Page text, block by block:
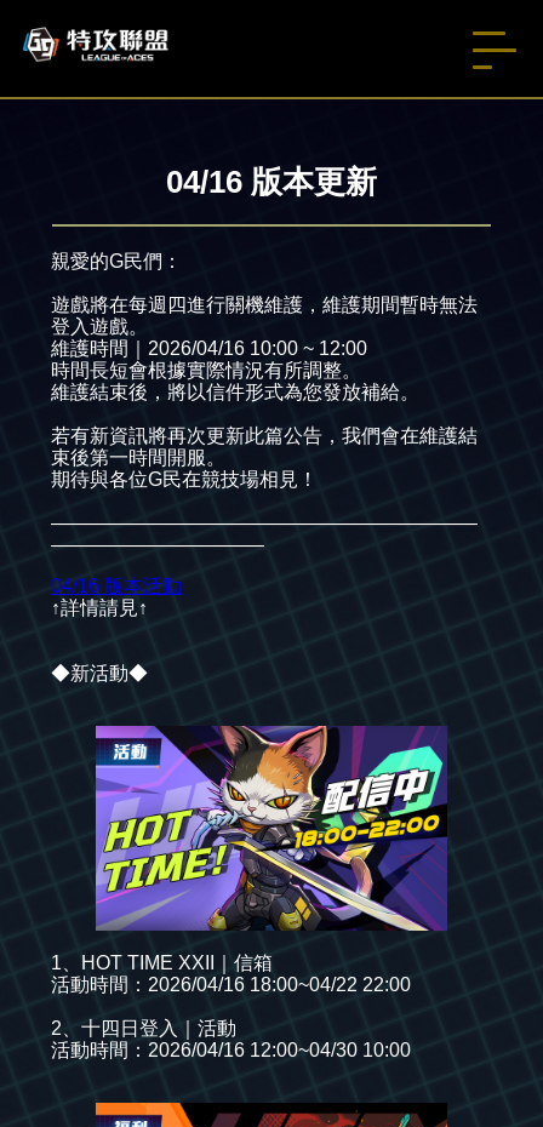
04/16 版本更新
親愛的G民們：
遊戲將在每週四進行關機維護，維護期間暫時無法
登入遊戲。
維護時間｜2026/04/16 10:00 ~ 12:00
時間長短會根據實際情況有所調整。
維護結束後，將以信件形式為您發放補給。
若有新資訊將再次更新此篇公告，我們會在維護結
束後第一時間開服。
期待與各位G民在競技場相見！
——————————————————————
———————————
04/16 版本活動
↑詳情請見↑
◆新活動◆
1、HOT TIME XXII｜信箱
活動時間：2026/04/16 18:00~04/22 22:00
2、十四日登入｜活動
活動時間：2026/04/16 12:00~04/30 10:00